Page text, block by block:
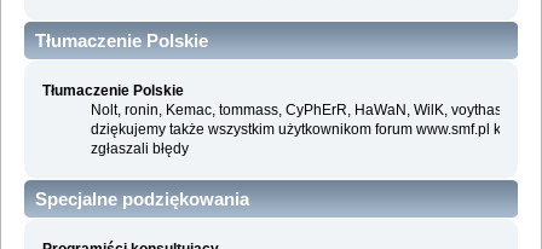
Tłumaczenie Polskie
Tłumaczenie Polskie
Nolt, ronin, Kemac, tommass, CyPhErR, HaWaN, WilK, voythas i
dziękujemy także wszystkim użytkownikom forum www.smf.pl którzy
zgłaszali błędy
Specjalne podziękowania